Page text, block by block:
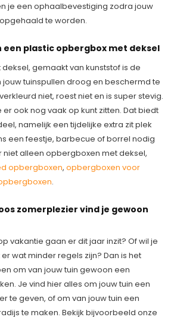
je een ophaalbevestiging zodra jouw
te worden.
een plastic opbergbox met deksel
gemaakt van kunststof is de
tuinspullen droog en beschermd te
niet, roest niet en is super stevig.
er ook nog vaak op kunt zitten. Dat biedt
namelijk een tijdelijke extra zit plek
een feestje, barbecue of borrel nodig
niet alleen opbergboxen met deksel,
opbergboxen,opbergboxen voor
.
zomerplezier vind je gewoon
vakantie gaan er dit jaar inzit? Of wil je
wat minder regels zijn? Dan is het
om van jouw tuin gewoon een
Je vind hier alles om jouw tuin een
te geven, of om van jouw tuin een
te maken. Bekijk bijvoorbeeld onze